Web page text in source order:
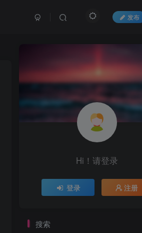
发布
Hi！请登录
登录 注册
搜索